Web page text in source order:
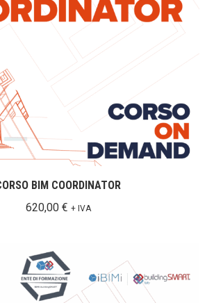
BIM COORDINATOR
620,00 € + IVA